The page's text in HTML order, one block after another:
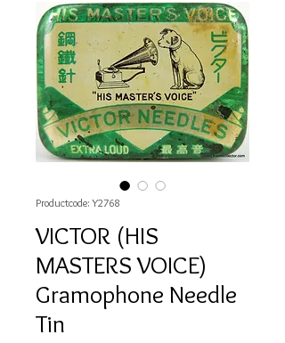
Productcode: Y2768
VICTOR (HIS
MASTERS VOICE)
Gramophone Needle
Tin